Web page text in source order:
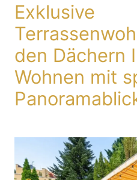
Exklusive
den Dächern
Wohnen mit